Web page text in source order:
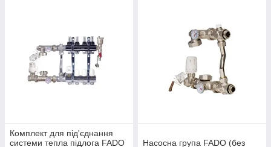
Комплект для під'єднання
системи тепла підлога FADO
Насосна група FADO (без